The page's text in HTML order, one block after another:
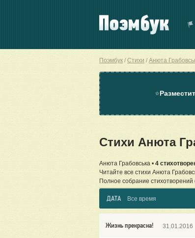
Поэмбук Стихи Анюта
⭐
Стихи Анюта
Анюта Грабовська • 4
Читайте все стихи Анюта
Полное собрание
ДАТА Все время
Жизнь прекрасна! 31.01.2016